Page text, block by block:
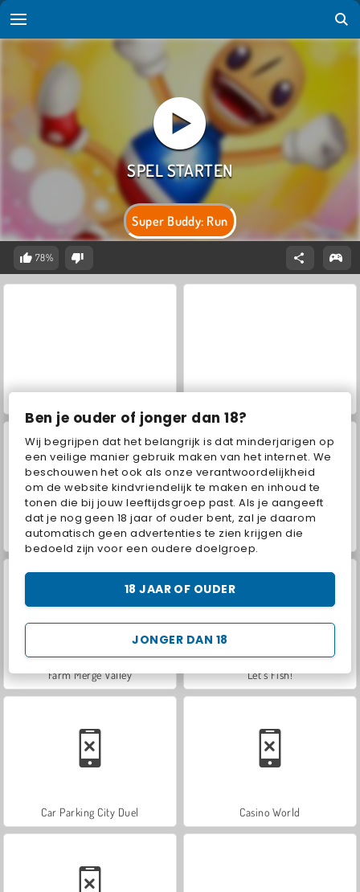
Ben je ouder of jonger dan 18?
Wij begrijpen dat het belangrijk is dat minderjarigen op
een veilige manier gebruik maken van het internet. We
beschouwen het ook als onze verantwoordelijkheid
om de website kindvriendelijk te maken en inhoud te
tonen die bij jouw leeftijdsgroep past. Als je aangeeft
dat je nog geen 18 jaar of ouder bent, zal je daarom
automatisch geen advertenties te zien krijgen die
bedoeld zijn voor een oudere doelgroep.
JONGER DAN 18
18 JAAR OF OUDER
Super Buddy: Run
78%
ASMR Makeover & Makeup Studio World War 2 Shooter
Farm Merge Valley Let's Fish!
Car Parking City Duel Casino World